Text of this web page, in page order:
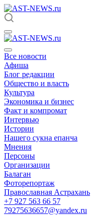
Все новости
Афиша
Блог редакции
Общество и власть
Культура
Экономика и бизнес
Факт и компромат
Интервью
Истории
Нашего сукна епанча
Мнения
Персоны
Организации
Балаган
Фоторепортаж
Православная Астрахань
+7 927 563 66 57
79275636657@yandex.ru